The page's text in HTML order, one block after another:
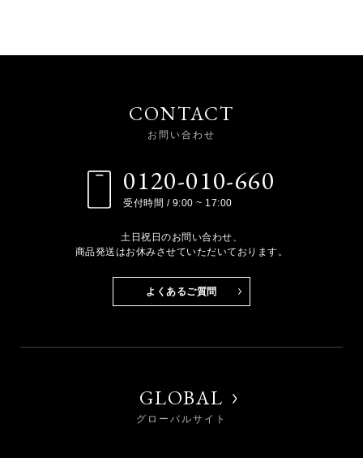
CONTACT
お問い合わせ
0120-010-660
受付時間 / 9:00 ~ 17:00
土日祝日のお問い合わせ、
商品発送はお休みさせていただいております。
よくあるご質問
GLOBAL
グローバルサイト